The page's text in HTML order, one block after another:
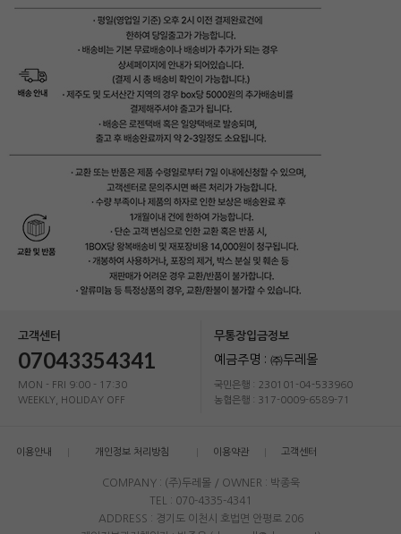
고객센터
07043354341
MON - FRI 9:00 - 17:30
WEEKLY, HOLIDAY OFF
무통장입금정보
예금주명 : ㈜두레몰
국민은행 : 230101-04-533960
농협은행 : 317-0009-6589-71
이용안내 개인정보 처리방침 이용약관 고객센터
COMPANY : (주)두레몰 / OWNER : 박종욱
TEL : 070-4335-4341
ADDRESS : 경기도 이천시 호법면 안평로 206